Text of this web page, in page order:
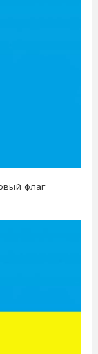
флаг